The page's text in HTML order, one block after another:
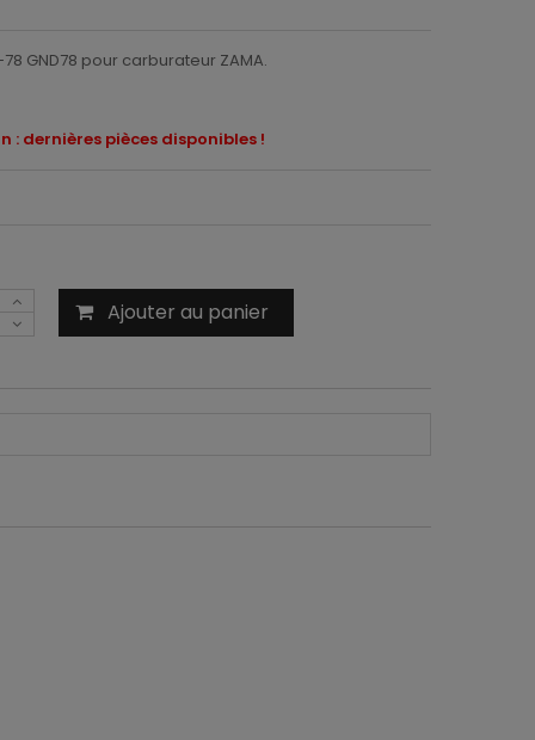
GND78 pour carburateur ZAMA.
: dernières pièces disponibles !
Ajouter au panier